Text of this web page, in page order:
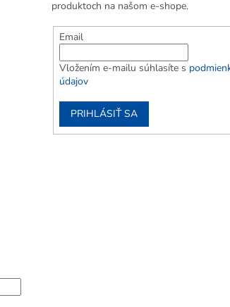
produktoch na našom e-shope.
Email
Vložením e-mailu súhlasíte s
údajov
PRIHLÁSIŤ SA